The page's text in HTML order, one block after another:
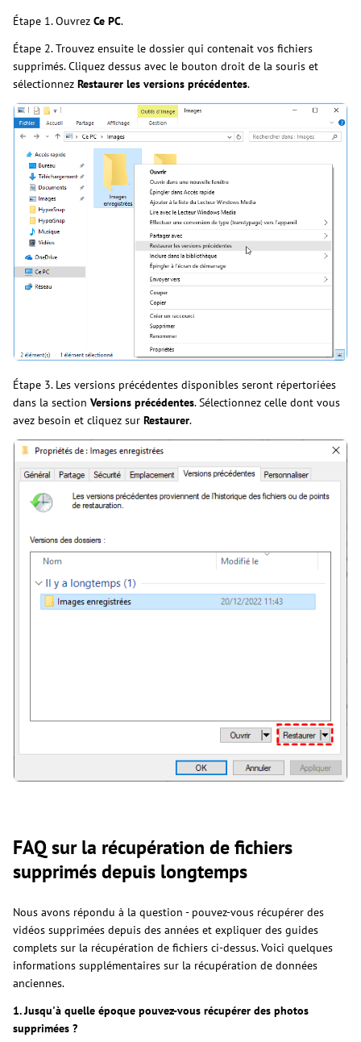
Étape 1. Ouvrez Ce PC.
Étape 2. Trouvez ensuite le dossier qui contenait vos fichiers
supprimés. Cliquez dessus avec le bouton droit de la souris et
sélectionnez Restaurer les versions précédentes.
Étape 3. Les versions précédentes disponibles seront répertoriées
dans la section Versions précédentes. Sélectionnez celle dont vous
avez besoin et cliquez sur Restaurer.
FAQ sur la récupération de fichiers
supprimés depuis longtemps
Nous avons répondu à la question - pouvez-vous récupérer des
vidéos supprimées depuis des années et expliquer des guides
complets sur la récupération de fichiers ci-dessus. Voici quelques
informations supplémentaires sur la récupération de données
anciennes.
1. Jusqu'à quelle époque pouvez-vous récupérer des photos
supprimées ?